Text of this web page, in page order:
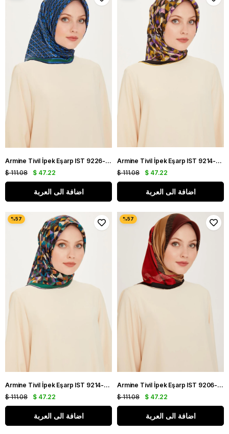
Armine Tivil İpek Eşarp IST 9226-82 Mavi Karışık Desen
$ 47.22
$ 111.08
اضافة الى العربة
Armine Tivil İpek Eşarp IST 9214-36 Siyah Karışık Desen
$ 47.22
$ 111.08
اضافة الى العربة
Armine Tivil İpek Eşarp IST 9214-85 Yeşil Karışık Desen
$ 47.22
$ 111.08
اضافة الى العربة
Armine Tivil İpek Eşarp IST 9206-31 Kırmızı Karışık Desen
$ 47.22
$ 111.08
اضافة الى العربة